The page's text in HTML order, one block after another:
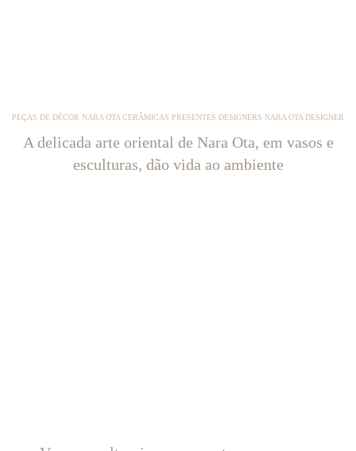
PEÇAS DE DÉCOR NARA OTA CERÂMICAS PRESENTES DESIGNERS NARA OTA DESIGNER
A delicada arte oriental de Nara Ota, em vasos e
esculturas, dão vida ao ambiente